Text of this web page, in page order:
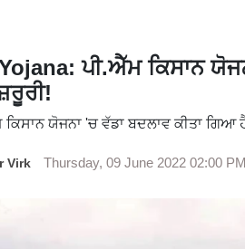
ਪੀ.ਐੱਮ ਕਿਸਾਨ
ਯੋਜਨਾ 'ਚ ਵੱਡਾ ਬਦਲਾਵ ਕੀਤਾ ਗਿਆ
Virk Thursday, 09 June 2022 02:00 PM